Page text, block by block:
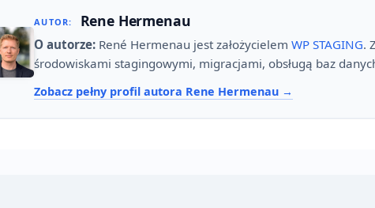
AUTOR: Rene Hermenau
O autorze: René Hermenau jest założycielemWP STAGING.
środowiskami stagingowymi, migracjami, obsługą baz
Zobacz pełny profil autora Rene Hermenau